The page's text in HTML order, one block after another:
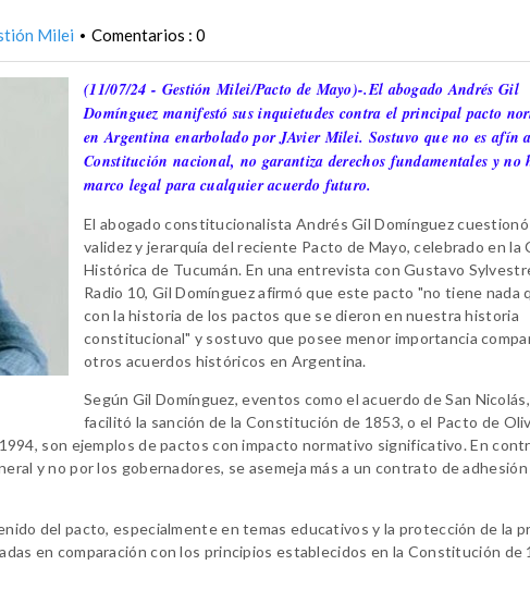
Milei • Comentarios : 0
(11/07/24 - Gestión Milei/Pacto de Mayo)-.El abogado Andrés Gil
Domínguez manifestó sus inquietudes contra el principal pacto
en Argentina enarbolado por JAvier Milei. Sostuvo que no es afín
Constitución nacional, no garantiza derechos fundamentales y no
marco legal para cualquier acuerdo futuro.
El abogado constitucionalista Andrés Gil Domínguez
validez y jerarquía del reciente Pacto de Mayo, celebrado en la
Histórica de Tucumán. En una entrevista con Gustavo
Radio 10, Gil Domínguez afirmó que este pacto "no tiene nada
con la historia de los pactos que se dieron en nuestra historia
constitucional" y sostuvo que posee menor importancia
otros acuerdos históricos en Argentina.
Según Gil Domínguez, eventos como el acuerdo de San
facilitó la sanción de la Constitución de 1853, o el Pacto de
son ejemplos de pactos con impacto normativo significativo. En
y no por los gobernadores, se asemeja más a un contrato de adhesión
del pacto, especialmente en temas educativos y la protección de la
en comparación con los principios establecidos en la Constitución de